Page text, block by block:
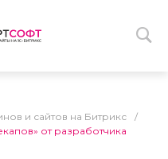
и сайтов на Битрикс
/
от разработчика